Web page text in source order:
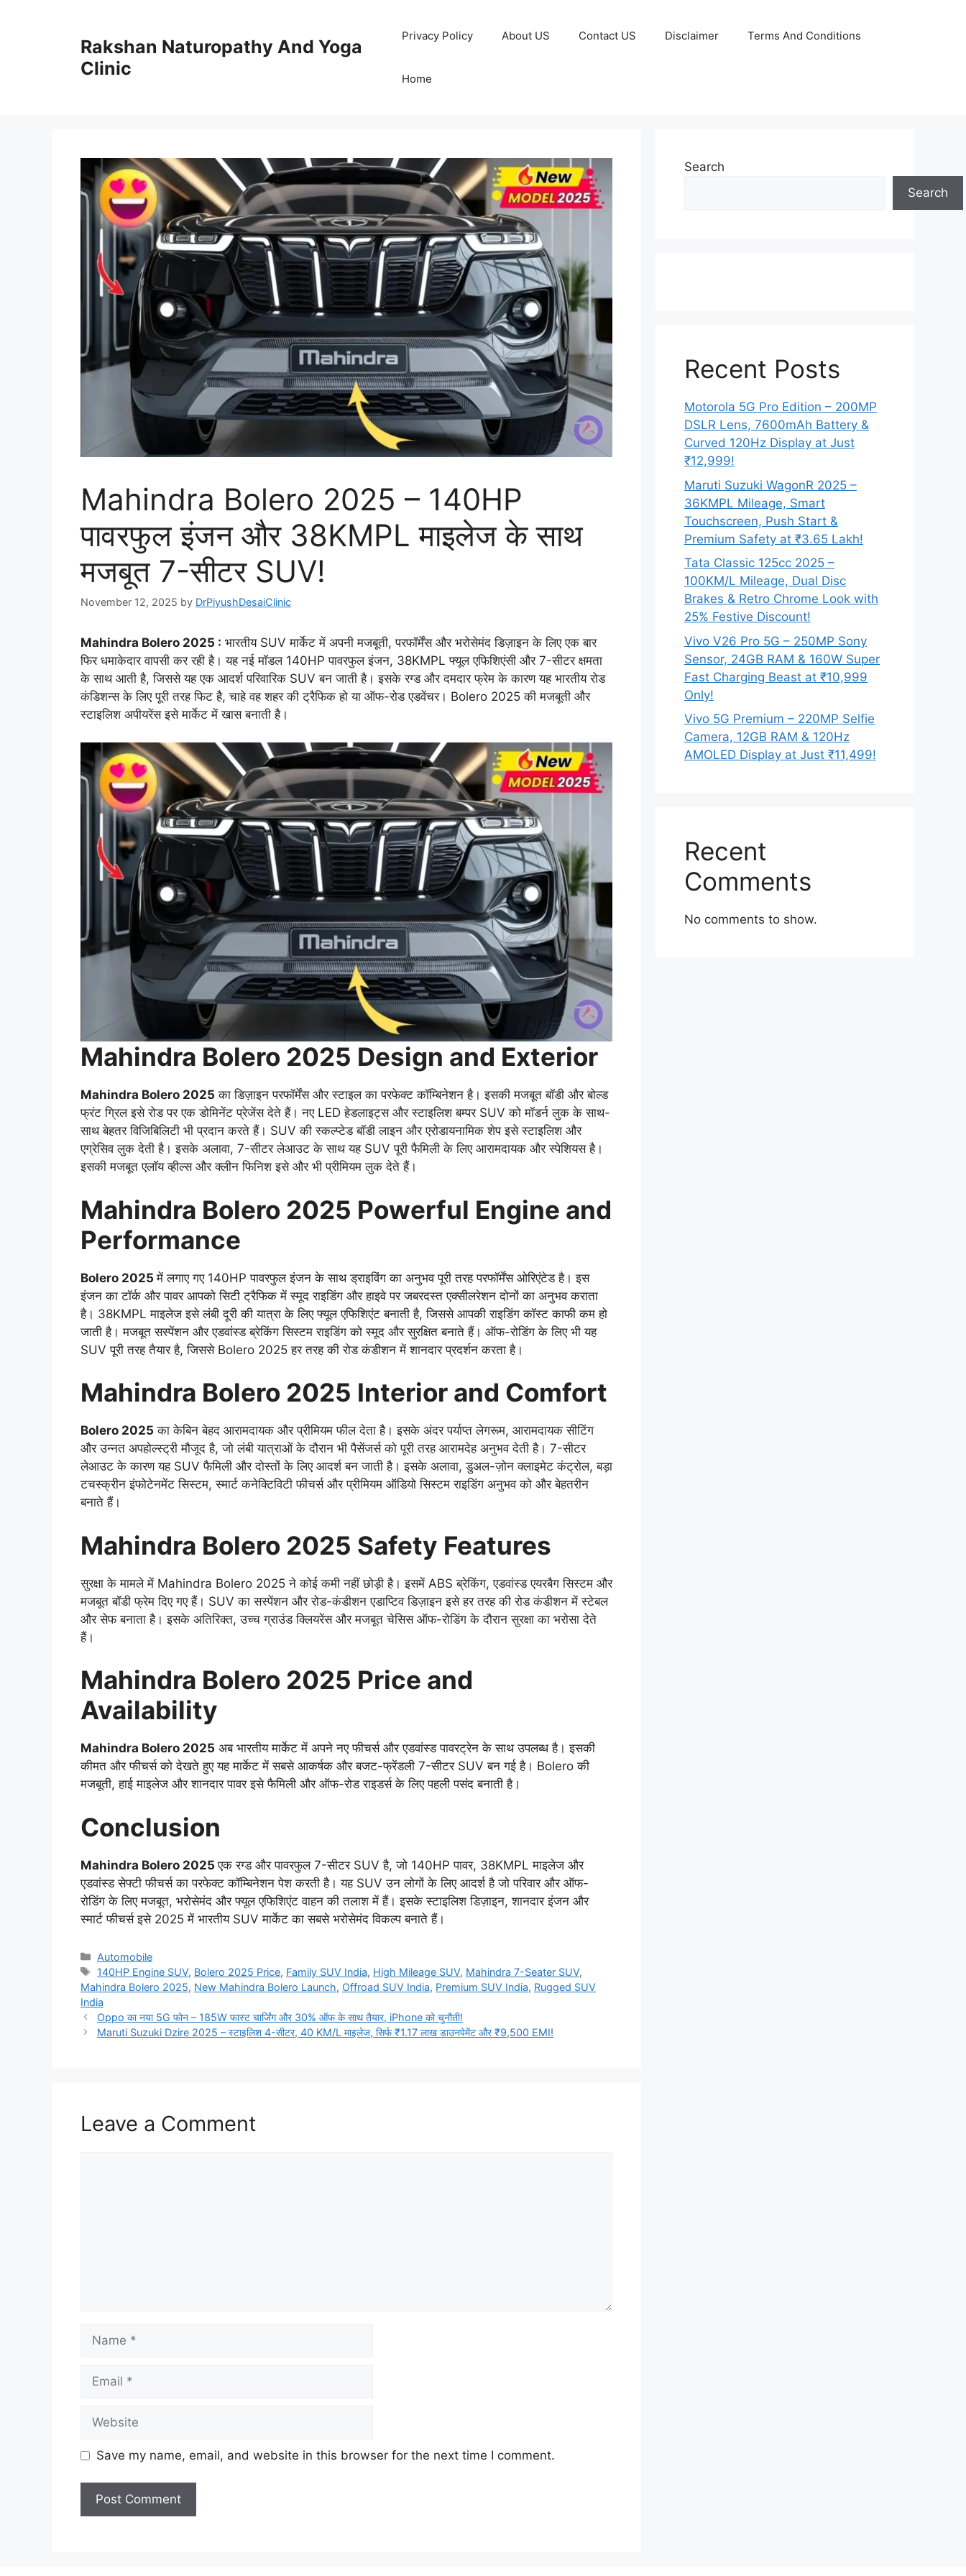
Rakshan Naturopathy And Yoga
Clinic
Privacy Policy About US Contact US Disclaimer Terms And Conditions
Home
Mahindra Bolero 2025 – 140HP
पावरफुल इंजन और 38KMPL माइलेज के साथ
मजबूत 7-सीटर SUV!
November 12, 2025 by DrPiyushDesaiClinic
Mahindra Bolero 2025 : भारतीय SUV मार्केट में अपनी मजबूती, परफॉर्मेंस और भरोसेमंद डिज़ाइन के लिए एक बार
फिर धमाकेदार वापसी कर रही है। यह नई मॉडल 140HP पावरफुल इंजन, 38KMPL फ्यूल एफिशिएंसी और 7-सीटर क्षमता
के साथ आती है, जिससे यह एक आदर्श परिवारिक SUV बन जाती है। इसके रग्ड और दमदार फ्रेम के कारण यह भारतीय रोड
कंडिशन्स के लिए पूरी तरह फिट है, चाहे वह शहर की ट्रैफिक हो या ऑफ-रोड एडवेंचर। Bolero 2025 की मजबूती और
स्टाइलिश अपीयरेंस इसे मार्केट में खास बनाती है।
Mahindra Bolero 2025 Design and Exterior
Mahindra Bolero 2025 का डिज़ाइन परफॉर्मेंस और स्टाइल का परफेक्ट कॉम्बिनेशन है। इसकी मजबूत बॉडी और बोल्ड
फ्रंट ग्रिल इसे रोड पर एक डोमिनेंट प्रेजेंस देते हैं। नए LED हेडलाइट्स और स्टाइलिश बम्पर SUV को मॉडर्न लुक के साथ-
साथ बेहतर विजिबिलिटी भी प्रदान करते हैं। SUV की स्कल्प्टेड बॉडी लाइन और एरोडायनामिक शेप इसे स्टाइलिश और
एग्रेसिव लुक देती है। इसके अलावा, 7-सीटर लेआउट के साथ यह SUV पूरी फैमिली के लिए आरामदायक और स्पेशियस है।
इसकी मजबूत एलॉय व्हील्स और क्लीन फिनिश इसे और भी प्रीमियम लुक देते हैं।
Mahindra Bolero 2025 Powerful Engine and
Performance
Bolero 2025में लगाए गए 140HP पावरफुल इंजन के साथ ड्राइविंग का अनुभव पूरी तरह परफॉर्मेंस ओरिएंटेड है। इस
इंजन का टॉर्क और पावर आपको सिटी ट्रैफिक में स्मूद राइडिंग और हाइवे पर जबरदस्त एक्सीलरेशन दोनों का अनुभव कराता
है। 38KMPL माइलेज इसे लंबी दूरी की यात्रा के लिए फ्यूल एफिशिएंट बनाती है, जिससे आपकी राइडिंग कॉस्ट काफी कम हो
जाती है। मजबूत सस्पेंशन और एडवांस्ड ब्रेकिंग सिस्टम राइडिंग को स्मूद और सुरक्षित बनाते हैं। ऑफ-रोडिंग के लिए भी यह
SUV पूरी तरह तैयार है, जिससे Bolero 2025 हर तरह की रोड कंडीशन में शानदार प्रदर्शन करता है।
Mahindra Bolero 2025 Interior and Comfort
Bolero 2025 का केबिन बेहद आरामदायक और प्रीमियम फील देता है। इसके अंदर पर्याप्त लेगरूम, आरामदायक सीटिंग
और उन्नत अपहोल्स्ट्री मौजूद है, जो लंबी यात्राओं के दौरान भी पैसेंजर्स को पूरी तरह आरामदेह अनुभव देती है। 7-सीटर
लेआउट के कारण यह SUV फैमिली और दोस्तों के लिए आदर्श बन जाती है। इसके अलावा, डुअल-ज़ोन क्लाइमेट कंट्रोल, बड़ा
टचस्क्रीन इंफोटेनमेंट सिस्टम, स्मार्ट कनेक्टिविटी फीचर्स और प्रीमियम ऑडियो सिस्टम राइडिंग अनुभव को और बेहतरीन
बनाते हैं।
Mahindra Bolero 2025 Safety Features
सुरक्षा के मामले में Mahindra Bolero 2025 ने कोई कमी नहीं छोड़ी है। इसमें ABS ब्रेकिंग, एडवांस्ड एयरबैग सिस्टम और
मजबूत बॉडी फ्रेम दिए गए हैं। SUV का सस्पेंशन और रोड-कंडीशन एडाप्टिव डिज़ाइन इसे हर तरह की रोड कंडीशन में स्टेबल
और सेफ बनाता है। इसके अतिरिक्त, उच्च ग्राउंड क्लियरेंस और मजबूत चेसिस ऑफ-रोडिंग के दौरान सुरक्षा का भरोसा देते
हैं।
Mahindra Bolero 2025 Price and
Availability
Mahindra Bolero 2025 अब भारतीय मार्केट में अपने नए फीचर्स और एडवांस्ड पावरट्रेन के साथ उपलब्ध है। इसकी
कीमत और फीचर्स को देखते हुए यह मार्केट में सबसे आकर्षक और बजट-फ्रेंडली 7-सीटर SUV बन गई है। Bolero की
मजबूती, हाई माइलेज और शानदार पावर इसे फैमिली और ऑफ-रोड राइडर्स के लिए पहली पसंद बनाती है।
Conclusion
Mahindra Bolero 2025एक रग्ड और पावरफुल 7-सीटर SUV है, जो 140HP पावर, 38KMPL माइलेज और
एडवांस्ड सेफ्टी फीचर्स का परफेक्ट कॉम्बिनेशन पेश करती है। यह SUV उन लोगों के लिए आदर्श है जो परिवार और ऑफ-
रोडिंग के लिए मजबूत, भरोसेमंद और फ्यूल एफिशिएंट वाहन की तलाश में हैं। इसके स्टाइलिश डिज़ाइन, शानदार इंजन और
स्मार्ट फीचर्स इसे 2025 में भारतीय SUV मार्केट का सबसे भरोसेमंद विकल्प बनाते हैं।
Categories
Automobile
Tags
140HP Engine SUV, Bolero 2025 Price, Family SUV India, High Mileage SUV, Mahindra 7-Seater SUV,
Mahindra Bolero 2025, New Mahindra Bolero Launch, Offroad SUV India, Premium SUV India, Rugged SUV
India
Oppo का नया 5G फोन – 185W फास्ट चार्जिंग और 30% ऑफ के साथ तैयार, iPhone को चुनौती!
Maruti Suzuki Dzire 2025 – स्टाइलिश 4-सीटर, 40 KM/L माइलेज, सिर्फ ₹1.17 लाख डाउनपेमेंट और ₹9,500 EMI!
Leave a Comment
Save my name, email, and website in this browser for the next time I comment.
Search
Search
Recent Posts
Motorola 5G Pro Edition – 200MP
DSLR Lens, 7600mAh Battery &
Curved 120Hz Display at Just
₹12,999!
Maruti Suzuki WagonR 2025 –
36KMPL Mileage, Smart
Touchscreen, Push Start &
Premium Safety at ₹3.65 Lakh!
Tata Classic 125cc 2025 –
100KM/L Mileage, Dual Disc
Brakes & Retro Chrome Look with
25% Festive Discount!
Vivo V26 Pro 5G – 250MP Sony
Sensor, 24GB RAM & 160W Super
Fast Charging Beast at ₹10,999
Only!
Vivo 5G Premium – 220MP Selfie
Camera, 12GB RAM & 120Hz
AMOLED Display at Just ₹11,499!
Recent
Comments
No comments to show.